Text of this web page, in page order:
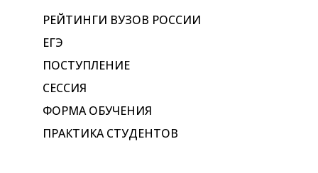
РЕЙТИНГИ ВУЗОВ РОССИИ
ЕГЭ
ПОСТУПЛЕНИЕ
СЕССИЯ
ФОРМА ОБУЧЕНИЯ
ПРАКТИКА СТУДЕНТОВ